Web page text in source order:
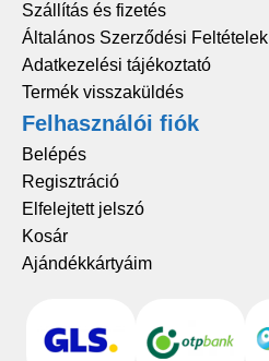
Szállítás és fizetés
Általános Szerződési Feltételek
Adatkezelési tájékoztató
Termék visszaküldés
Felhasználói fiók
Belépés
Regisztráció
Elfelejtett jelszó
Kosár
Ajándékkártyáim